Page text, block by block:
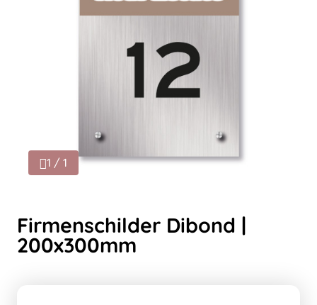
1 / 1
Firmenschilder Dibond |
200x300mm